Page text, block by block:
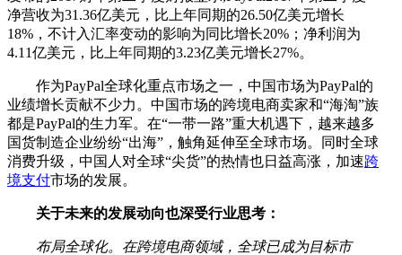
净营收为31.36亿美元，比上年同期的26.50亿美元增长
18%，不计入汇率变动的影响为同比增长20%；净利润为
4.11亿美元，比上年同期的3.23亿美元增长27%。
作为PayPal全球化重点市场之一，中国市场为PayPal的
业绩增长贡献不少力。中国市场的跨境电商卖家和“海淘”族
都是PayPal的生力军。在“一带一路”重大机遇下，越来越多
国货制造企业纷纷“出海”，触角延伸至全球市场。同时全球
消费升级，中国人对全球“尖货”的热情也日益高涨，加速跨
境支付市场的发展。
关于未来的发展动向也深受行业思考：
布局全球化。在跨境电商领域，全球已成为目标市